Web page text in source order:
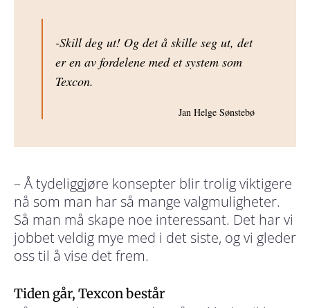
-Skill deg ut! Og det å skille seg ut, det
er en av fordelene med et system som
Texcon.
Jan Helge Sønstebø
– Å tydeliggjøre konsepter blir trolig viktigere
nå som man har så mange valgmuligheter.
Så man må skape noe interessant. Det har vi
jobbet veldig mye med i det siste, og vi gleder
oss til å vise det frem.
Tiden går, Texcon består